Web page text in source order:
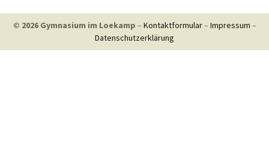
© 2026 Gymnasium im Loekamp – Kontaktformular– Impressum –
Datenschutzerklärung